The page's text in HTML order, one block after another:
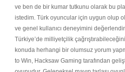
ve ben de bir kumar tutkunu olarak bu
istedim. Türk oyuncular için uygun olup
ve genel kullanıcı deneyimini
Türkiye’de milliyetçilik
konuda herhangi bir olumsuz yorum
to Win, Hacksaw Gaming tarafından